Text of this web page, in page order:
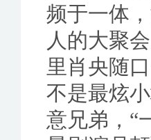
频于一体
人的大聚
里肖央随
不是最炫
意兄弟，“